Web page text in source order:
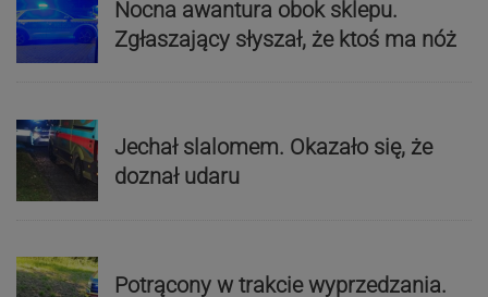
Nocna awantura obok sklepu.
Zgłaszający słyszał, że ktoś ma nóż
Jechał slalomem. Okazało się, że
doznał udaru
Potrącony w trakcie wyprzedzania.